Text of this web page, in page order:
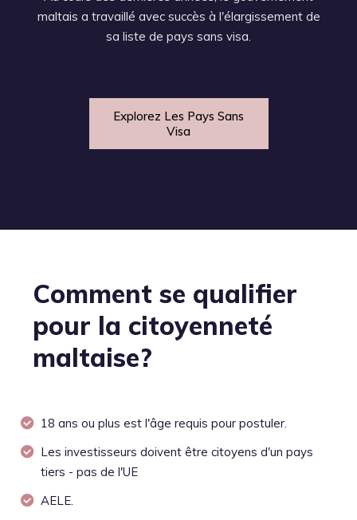
maltais a travaillé avec succès à l'élargissement de
sa liste de pays sans visa.
Explorez Les Pays Sans
Visa
Comment se qualifier
pour la citoyenneté
maltaise?
18 ans ou plus est l'âge requis pour postuler.
Les investisseurs doivent être citoyens d'un pays
tiers - pas de l'UE
AELE.